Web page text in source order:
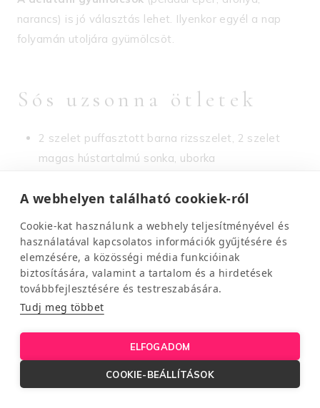
A webhelyen található cookiek-ról
Cookie-kat használunk a webhely teljesítményével és
használatával kapcsolatos információk gyűjtésére és
elemzésére, a közösségi média funkcióinak
biztosítására, valamint a tartalom és a hirdetések
továbbfejlesztésére és testreszabására.
Tudj meg többet
ELFOGADOM
COOKIE-BEÁLLÍTÁSOK
narancs) is jó választás lehet. Ilyenkor egyél a nap
folyamán utoljára gyümölcsöt.
Sós uzsonna ötletek
2 szelet puffasztott barna rizsszelet, 2 szelet
magas hústartalmú sonka, uborka
light sajt, uborka
1 doboz kefir, 1 db teljes kiőrlésű kifli, 1 szelet
sajt
4 db Korpovit keksz avokádókrémmel
Sajtos rúd teljes kiőrlésű liszttel
1 adagKönnyű őszi saláta sütőtökkel